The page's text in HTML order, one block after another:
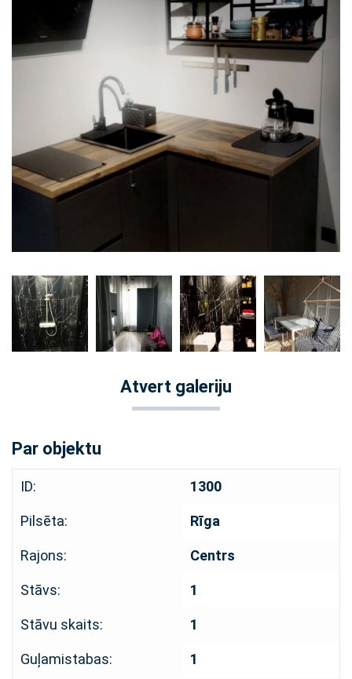
Atvert galeriju
Par objektu
ID: 1300
Pilsēta: Rīga
Rajons: Centrs
Stāvs: 1
Stāvu skaits: 1
Guļamistabas: 1